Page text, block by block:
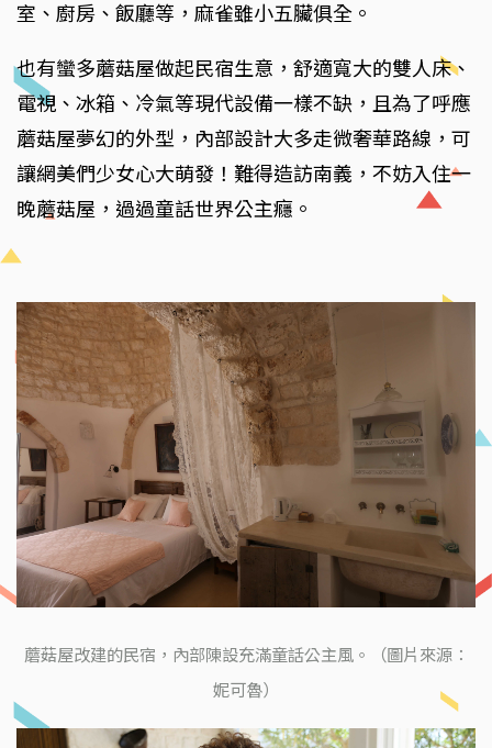
室、廚房、飯廳等，麻雀雖小五臟俱全。
也有蠻多蘑菇屋做起民宿生意，舒適寬大的雙人床、
電視、冰箱、冷氣等現代設備一樣不缺，且為了呼應
蘑菇屋夢幻的外型，內部設計大多走微奢華路線，可
讓網美們少女心大萌發！難得造訪南義，不妨入住一
晚蘑菇屋，過過童話世界公主癮。
蘑菇屋改建的民宿，內部陳設充滿童話公主風。（圖片來源：
妮可魯）